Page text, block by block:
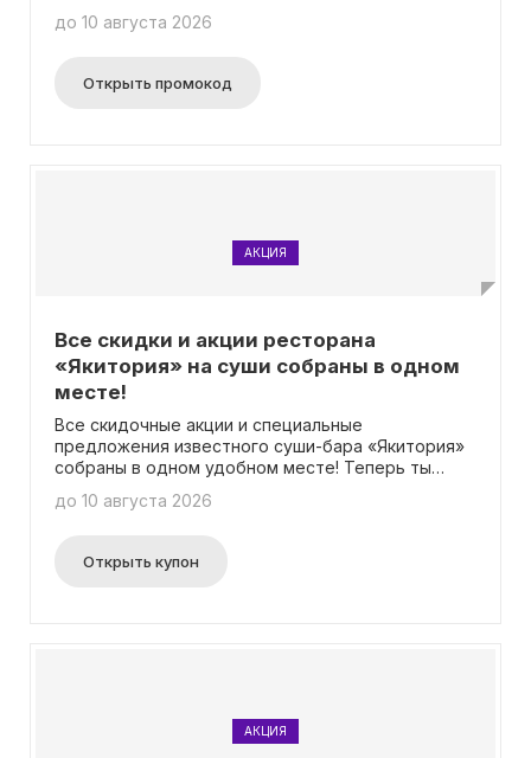
размере 25%! Это отличная возможность
продуктами и услугами. Кроме того, держите
руку на пульсе, ведь в нашем "Личном кабинете"
до 10 августа 2026
Открыть промокод
АКЦИЯ
Все скидки и акции ресторана
«Якитория» на суши собраны в одном
месте!
Все скидочные акции и специальные
предложения известного суши-бара «Якитория»
собраны в одном удобном месте! Теперь ты
привлекательные предложения и всегда быть в
вводить промокод - просто выбирай
понравившееся предложение и наслаждайся
до 10 августа 2026
Открыть купон
АКЦИЯ